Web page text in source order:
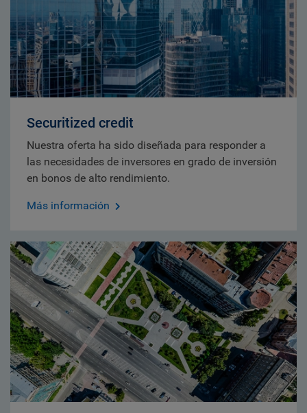
Securitized credit
Nuestra oferta ha sido diseñada para responder a
las necesidades de inversores en grado de inversión
en bonos de alto rendimiento.
Más información